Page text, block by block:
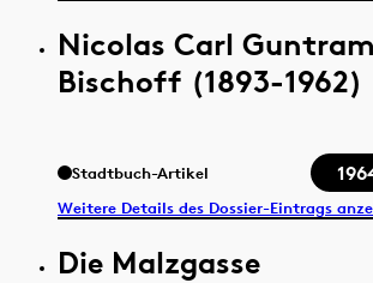
Nicolas Carl Guntram
Bischoff (1893-1962)
Stadtbuch-Artikel
Weitere Details des Dossier-Eintrags
Die Malzgasse